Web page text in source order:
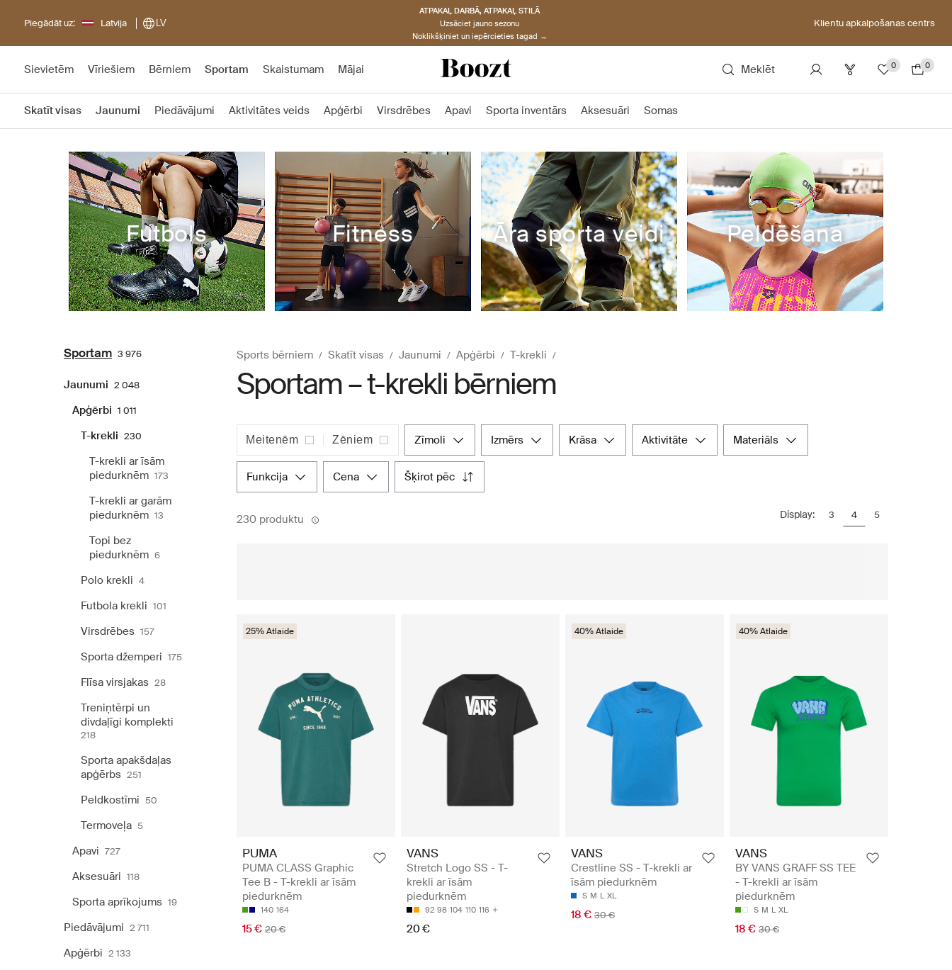
Piegādāt uz: Latvija LV
ATPAKAĻ DARBĀ, ATPAKAĻ STILĀ
Uzsāciet jauno sezonu
Noklikšķiniet un iepērcieties tagad →
Klientu apkalpošanas centrs
Sievietēm Vīriešiem Bērniem Sportam Skaistumam Mājai Meklēt 0 0
Skatīt visas Jaunumi Piedāvājumi Aktivitātes veids Apģērbi Virsdrēbes Apavi Sporta inventārs Aksesuāri Somas
Futbols Fitness Āra sporta veidi Peldēšana
Sportam 3 976
Jaunumi 2 048
Apģērbi 1 011
T-krekli 230
T-krekli ar īsām
piedurknēm 173
T-krekli ar garām
piedurknēm 13
Topi bez
piedurknēm 6
Polo krekli 4
Futbola krekli 101
Virsdrēbes 157
Sporta džemperi 175
Flīsa virsjakas 28
Treniņtērpi un
divdaļīgi komplekti
218
Sporta apakšdaļas
apģērbs 251
Peldkostīmi 50
Termoveļa 5
Apavi 727
Aksesuāri 118
Sporta aprīkojums 19
Piedāvājumi 2 711
Apģērbi 2 133
Sports bērniem Skatīt visas Jaunumi Apģērbi T-krekli
Sportam – t-krekli bērniem
Meitenēm Zēniem zīmoli izmērs krāsa aktivitāte materiāls
funkcija cena šķirot pēc
230 produktu Display: 3 4 5
25% Atlaide
PUMA
PUMA CLASS Graphic
Tee B - T-krekli ar īsām
piedurknēm
140 164
15 € 20 €
VANS
Stretch Logo SS - T-
krekli ar īsām
piedurknēm
92 98 104 110 116
20 €
40% Atlaide
VANS
Crestline SS - T-krekli ar
īsām piedurknēm
S M L XL
18 € 30 €
40% Atlaide
VANS
BY VANS GRAFF SS TEE
- T-krekli ar īsām
piedurknēm
S M L XL
18 € 30 €